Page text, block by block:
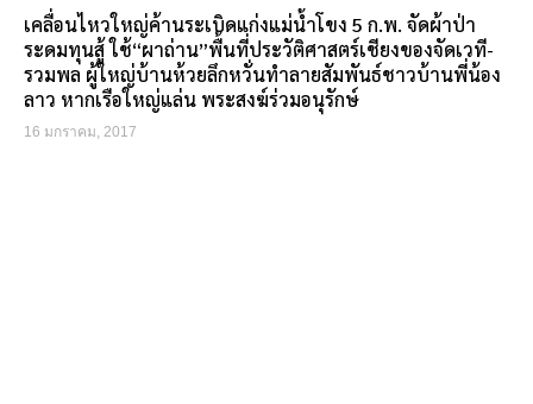
เคลื่อนไหวใหญ่ค้านระเบิดแก่งแม่น้ำโขง 5 ก.พ. จัดผ้าป่า
ระดมทุนสู้ ใช้“ผาถ่าน”พื้นที่ประวัติศาสตร์เชียงของจัดเวที-
รวมพล ผู้ใหญ่บ้านห้วยลึกหวั่นทำลายสัมพันธ์ชาวบ้านพี่น้อง
ลาว หากเรือใหญ่แล่น พระสงฆ์ร่วมอนุรักษ์
16 มกราคม, 2017